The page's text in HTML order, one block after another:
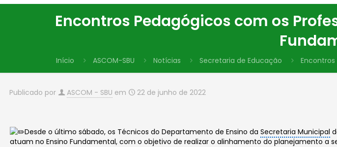
Encontros Pedagógicos com os
Início ASCOM-SBU Notícias Secretaria de Educação
Publicado por ASCOM - SBU em 22 de junho de 2022
Desde o último sábado, os Técnicos do Departamento de Ensino daSecretaria Municipal
atuam no Ensino Fundamental, com o objetivo de realizar o alinhamento do planejamento a